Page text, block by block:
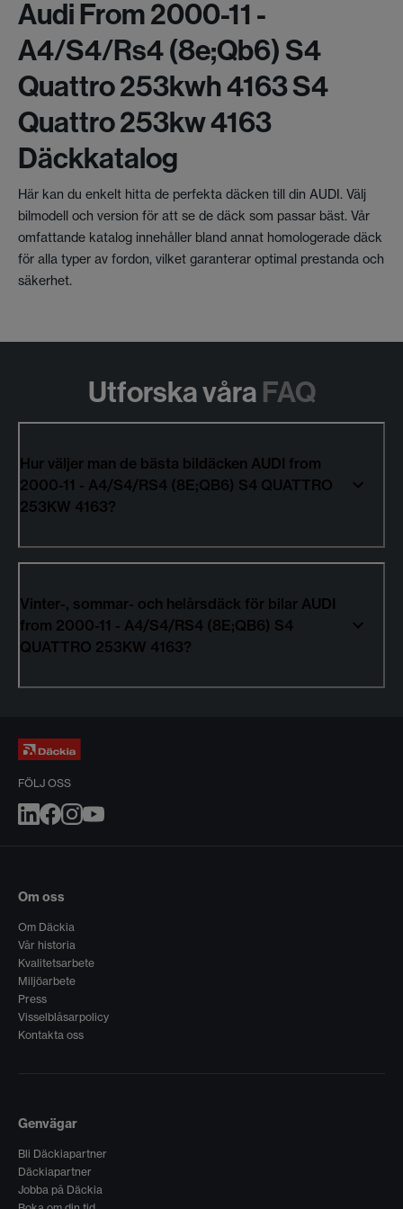
Audi From 2000-11 -
A4/s4/rs4 (8e;qb6) S4
Quattro 253kwh 4163 S4
Quattro 253kw 4163
Däckkatalog
Här kan du enkelt hitta de perfekta däcken till din AUDI. Välj
bilmodell och version för att se de däck som passar bäst. Vår
omfattande katalog innehåller bland annat homologerade däck
för alla typer av fordon, vilket garanterar optimal prestanda och
säkerhet.
Utforska våra FAQ
Hur väljer man de bästa bildäcken AUDI from
2000-11 - A4/S4/RS4 (8E;QB6) S4 QUATTRO
253KW 4163?
Vinter-, sommar- och helårsdäck för bilar AUDI
from 2000-11 - A4/S4/RS4 (8E;QB6) S4
QUATTRO 253KW 4163?
FÖLJ OSS
Om oss
Om Däckia
Vår historia
Kvalitetsarbete
Miljöarbete
Press
Visselblåsarpolicy
Kontakta oss
Genvägar
Bli Däckiapartner
Däckiapartner
Jobba på Däckia